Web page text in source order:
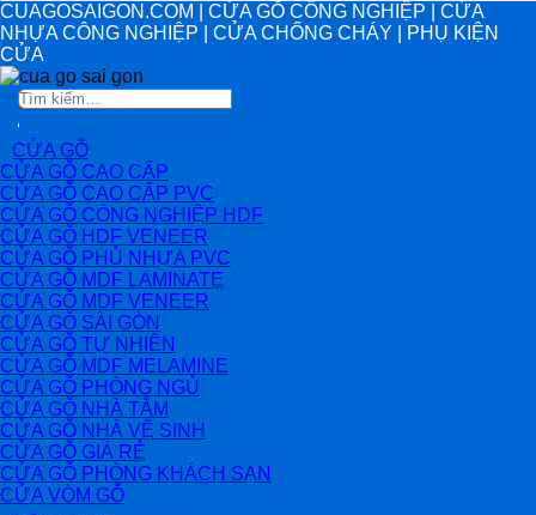
CUAGOSAIGON.COM | CỬA GỖ CÔNG NGHIỆP | CỬA
NHỰA CÔNG NGHIỆP | CỬA CHỐNG CHÁY | PHỤ KIỆN
CỬA
Tìm
CỬA GỖ
CỬA GỖ CAO CẤP
CỬA GỖ CAO CẤP PVC
CỬA GỖ CÔNG NGHIỆP HDF
CỬA GỖ HDF VENEER
CỬA GỖ PHỦ NHỰA PVC
CỬA GỖ MDF LAMINATE
CỬA GỖ MDF VENEER
CỬA GỖ SÀI GÒN
CỬA GỖ TỰ NHIÊN
CỬA GỖ MDF MELAMINE
CỬA GỖ PHÒNG NGỦ
CỬA GỖ NHÀ TẮM
CỬA GỖ NHÀ VỆ SINH
CỬA GỖ GIÁ RẺ
CỬA GỖ PHÒNG KHÁCH SẠN
CỬA VÒM GỖ